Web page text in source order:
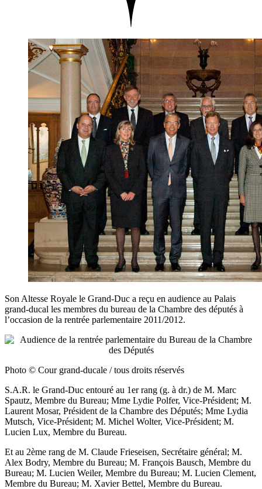
Son Altesse Royale le Grand-Duc a reçu en audience au Palais
grand-ducal les membres du bureau de la Chambre des députés à
l’occasion de la rentrée parlementaire 2011/2012.
Photo © Cour grand-ducale / tous droits réservés
S.A.R. le Grand-Duc entouré au 1er rang (g. à dr.) de M. Marc
Spautz, Membre du Bureau; Mme Lydie Polfer, Vice-Président; M.
Laurent Mosar, Président de la Chambre des Députés; Mme Lydia
Mutsch, Vice-Président; M. Michel Wolter, Vice-Président; M.
Lucien Lux, Membre du Bureau.
Et au 2ème rang de M. Claude Frieseisen, Secrétaire général; M.
Alex Bodry, Membre du Bureau; M. François Bausch, Membre du
Bureau; M. Lucien Weiler, Membre du Bureau; M. Lucien Clement,
Membre du Bureau; M. Xavier Bettel, Membre du Bureau.